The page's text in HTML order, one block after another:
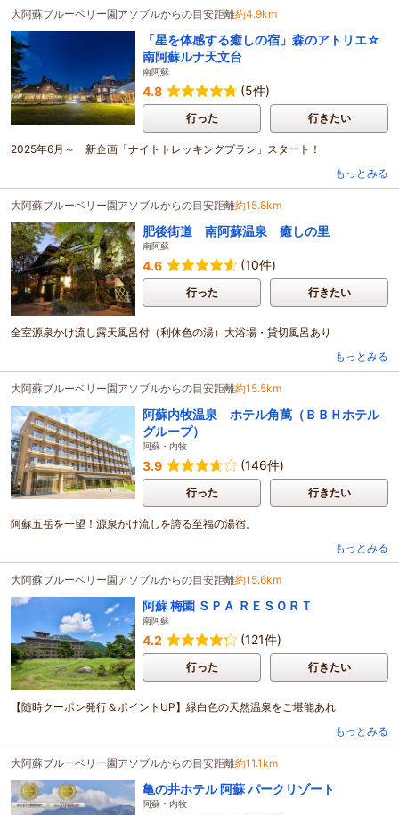
大阿蘇ブルーベリー園アソブルからの目安距離約4.9km
「星を体感する癒しの宿」森のアトリエ☆
南阿蘇ルナ天文台
南阿蘇
4.8 (5件)
行った 行きたい
2025年6月～ 新企画「ナイトトレッキングプラン」スタート！
もっとみる
大阿蘇ブルーベリー園アソブルからの目安距離約15.8km
肥後街道 南阿蘇温泉 癒しの里
南阿蘇
4.6 (10件)
行った 行きたい
全室源泉かけ流し露天風呂付（利休色の湯）大浴場・貸切風呂あり
もっとみる
大阿蘇ブルーベリー園アソブルからの目安距離約15.5km
阿蘇内牧温泉 ホテル角萬（ＢＢＨホテル
グループ）
阿蘇・内牧
3.9 (146件)
行った 行きたい
阿蘇五岳を一望！源泉かけ流しを誇る至福の湯宿。
もっとみる
大阿蘇ブルーベリー園アソブルからの目安距離約15.6km
阿蘇 梅園 ＳＰＡ ＲＥＳＯＲＴ
南阿蘇
4.2 (121件)
行った 行きたい
【随時クーポン発行＆ポイントUP】緑白色の天然温泉をご堪能あれ
もっとみる
大阿蘇ブルーベリー園アソブルからの目安距離約11.1km
亀の井ホテル 阿蘇 パークリゾート
阿蘇・内牧